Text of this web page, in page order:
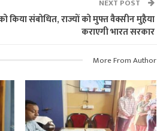
NEXT POST
किया संबोधित, राज्यों को मुफ्त वैक्सीन मुहैया
कराएगी भारत सरकार
More From Author